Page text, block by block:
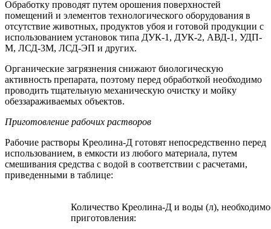
Обработку проводят путем орошения поверхностей
помещений и элементов технологического оборудования в
отсутствие животных, продуктов убоя и готовой продукции с
использованием установок типа ДУК-1, ДУК-2, АВД-1, УДП-
М, ЛСД-3М, ЛСД-ЭП и других.
Органические загрязнения снижают биологическую
активность препарата, поэтому перед обработкой необходимо
проводить тщательную механическую очистку и мойку
обеззараживаемых объектов.
Приготовление рабочих растворов
Рабочие растворы Креолина-Д готовят непосредственно перед
использованием, в емкости из любого материала, путем
смешивания средства с водой в соответствии с расчетами,
приведенными в таблице:
Количество Креолина-Д и воды (л),
приготовления: